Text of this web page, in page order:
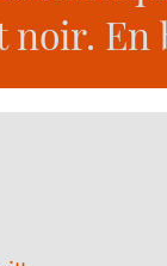
noir. En